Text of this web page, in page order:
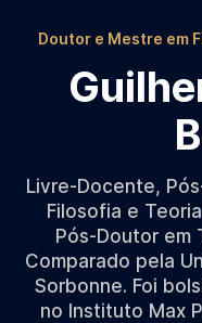
Doutor e Mestre em
Livre-Docente,
Filosofia e
Pós-Doutor em
Comparado pela
Sorbonne. Foi
no Instituto Max